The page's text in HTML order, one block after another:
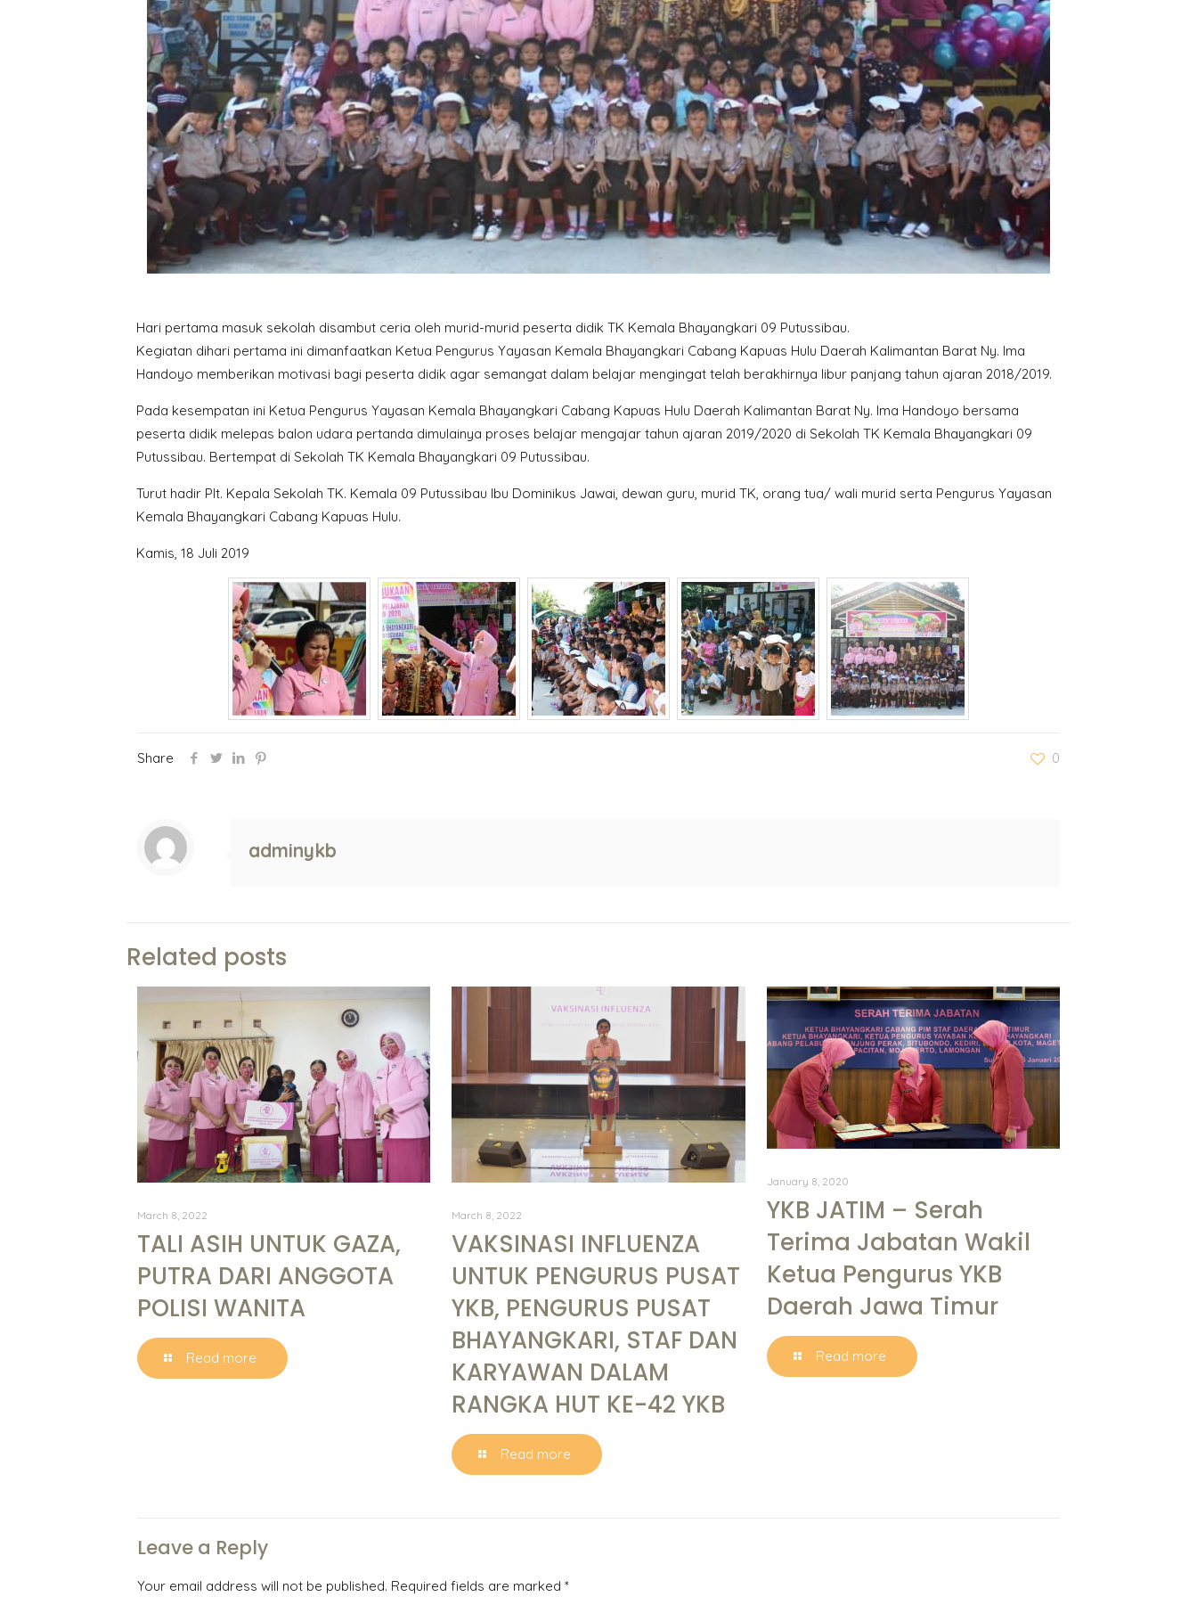
Hari pertama masuk sekolah disambut ceria oleh murid-murid peserta didik TK Kemala Bhayangkari 09 Putussibau.
Kegiatan dihari pertama ini dimanfaatkan Ketua Pengurus Yayasan Kemala Bhayangkari Cabang Kapuas Hulu Daerah Kalimantan Barat Ny. Ima
Handoyo memberikan motivasi bagi peserta didik agar semangat dalam belajar mengingat telah berakhirnya libur panjang tahun ajaran 2018/2019.
Pada kesempatan ini Ketua Pengurus Yayasan Kemala Bhayangkari Cabang Kapuas Hulu Daerah Kalimantan Barat Ny. Ima Handoyo bersama
peserta didik melepas balon udara pertanda dimulainya proses belajar mengajar tahun ajaran 2019/2020 di Sekolah TK Kemala Bhayangkari 09
Putussibau. Bertempat di Sekolah TK Kemala Bhayangkari 09 Putussibau.
Turut hadir Plt. Kepala Sekolah TK. Kemala 09 Putussibau Ibu Dominikus Jawai, dewan guru, murid TK, orang tua/ wali murid serta Pengurus Yayasan
Kemala Bhayangkari Cabang Kapuas Hulu.
Kamis, 18 Juli 2019
Share 0
adminykb
Related posts
March 8, 2022
TALI ASIH UNTUK GAZA,
PUTRA DARI ANGGOTA
POLISI WANITA
Read more
March 8, 2022
VAKSINASI INFLUENZA
UNTUK PENGURUS PUSAT
YKB, PENGURUS PUSAT
BHAYANGKARI, STAF DAN
KARYAWAN DALAM
RANGKA HUT KE-42 YKB
Read more
January 8, 2020
YKB JATIM – Serah
Terima Jabatan Wakil
Ketua Pengurus YKB
Daerah Jawa Timur
Read more
Leave a Reply
Your email address will not be published. Required fields are marked *